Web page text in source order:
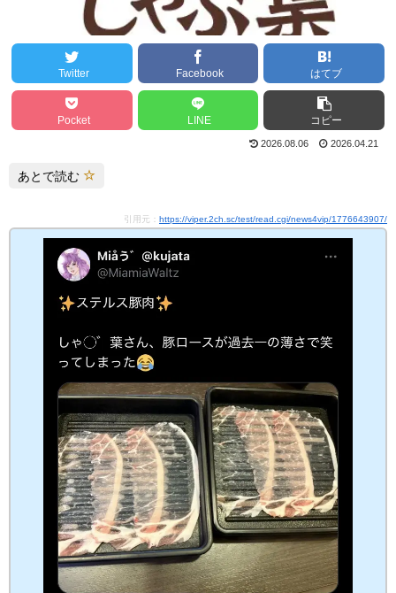
Twitter Facebook はてブ
Pocket LINE コピー
2026.08.06 2026.04.21
あとで読む
引用元： https://viper.2ch.sc/test/read.cgi/news4vip/1776643907/